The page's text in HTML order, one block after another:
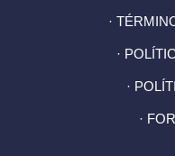
·
·
·
·